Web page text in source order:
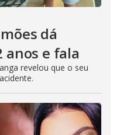
dá
anos e fala
revelou que o seu